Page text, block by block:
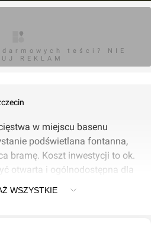
teści? NIE
REKLAM
w miejscu basenu
podświetlana fontanna,
bramę. Koszt inwestycji to ok.
otwarta i ogólnodostępna dla
turystów.
WSZYSTKIE